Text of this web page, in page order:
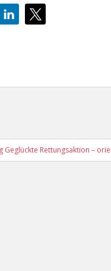
Geglückte Rettungsaktion –